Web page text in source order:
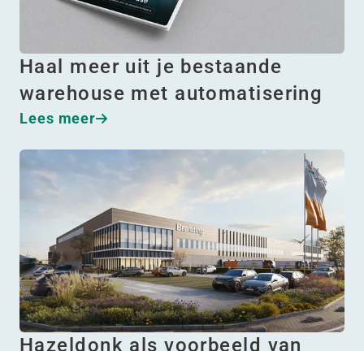
Haal meer uit je bestaande
warehouse met automatisering
Lees meer
Hazeldonk als voorbeeld van